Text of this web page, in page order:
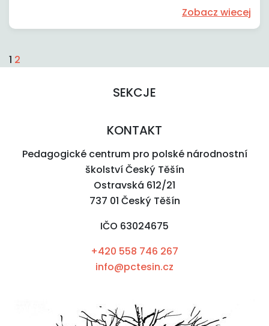
Zobacz wiecej
1 2
SEKCJE
KONTAKT
Pedagogické centrum pro polské národnostní
školství Český Těšín
Ostravská 612/21
737 01 Český Těšín
IČO 63024675
+420 558 746 267
info@pctesin.cz